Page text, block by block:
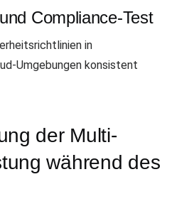
Compliance-Test
in
Umgebungen konsistent
der Multi-
während des